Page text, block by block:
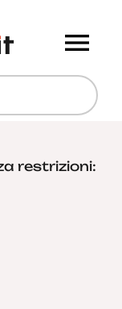
restrizioni: